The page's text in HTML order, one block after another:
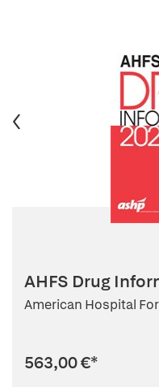
AHFS Drug
American Hospital
563,00 €*